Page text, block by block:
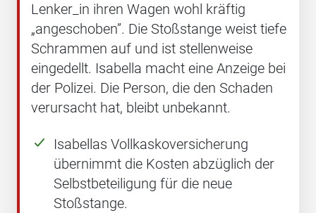
Lenker_in ihren Wagen wohl kräftig
„angeschoben”. Die Stoßstange weist tiefe
Schrammen auf und ist stellenweise
eingedellt. Isabella macht eine Anzeige bei
der Polizei. Die Person, die den Schaden
verursacht hat, bleibt unbekannt.
Isabellas Vollkaskoversicherung
übernimmt die Kosten abzüglich der
Selbstbeteiligung für die neue
Stoßstange.